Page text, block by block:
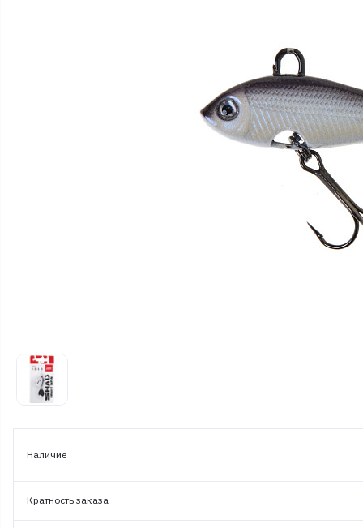
Наличие
Кратность заказа